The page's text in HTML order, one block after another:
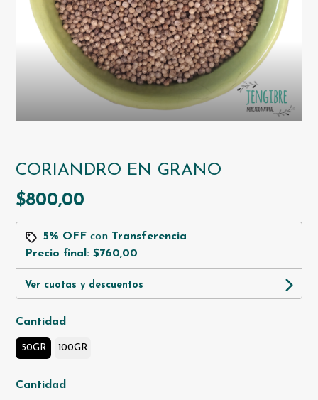
CORIANDRO EN GRANO
$800,00
5% OFF con Transferencia
Precio final:$760,00
Ver cuotas y descuentos
Cantidad
50GR 100GR
Cantidad